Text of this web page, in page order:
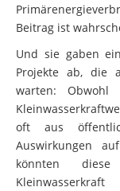
Beitrag ist
Und sie gaben
Projekte ab, die
warten:
oft aus
Auswirkungen
könnten